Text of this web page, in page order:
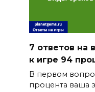
7 ответов на
к игре 94
В первом
процента ваша